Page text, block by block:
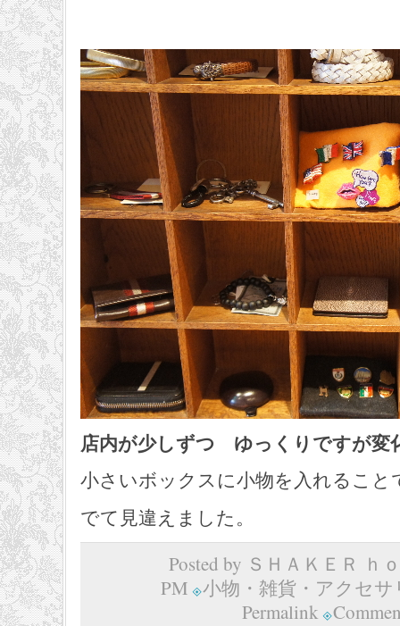
店内が少しずつ ゆっくりですが変
小さいボックスに小物を入れること
でて見違えました。
Posted by ＳＨＡＫＥＲ ｈ
PM
小物・雑貨・アクセ
Permalink